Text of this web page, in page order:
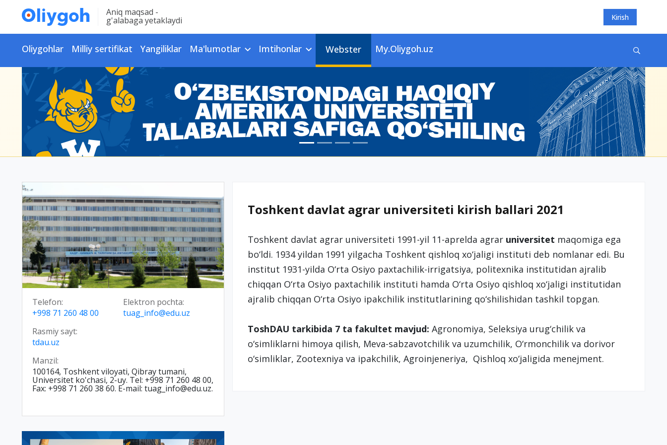
Aniq maqsad -
g'alabaga yetaklaydi Kirish
Oliygohlar Milliy sertifikat Yangiliklar Ma'lumotlar Imtihonlar Webster My.Oliygoh.uz
Telefon:
+998 71 260 48 00
Elektron pochta:
tuag_info@edu.uz
Rasmiy sayt:
tdau.uz
Manzil:
100164, Toshkent viloyati, Qibray tumani,
Universitet ko'chasi, 2-uy. Tel: +998 71 260 48 00,
Fax: +998 71 260 38 60. E-mail: tuag_info@edu.uz.
Toshkent davlat agrar universiteti kirish ballari 2021
Toshkent davlat agrar universiteti 1991-yil 11-aprelda agrar universitet maqomiga ega
bo‘ldi. 1934 yildan 1991 yilgacha Toshkent qishloq xo‘jaligi instituti deb nomlanar edi. Bu
institut 1931-yilda O‘rta Osiyo paxtachilik-irrigatsiya, politexnika institutidan ajralib
chiqqan O‘rta Osiyo paxtachilik instituti hamda O‘rta Osiyo qishloq xo‘jaligi institutidan
ajralib chiqqan O‘rta Osiyo ipakchilik institutlarining qo‘shilishidan tashkil topgan.
ToshDAU tarkibida 7 ta fakultet mavjud: Agronomiya, Seleksiya urug‘chilik va
o‘simliklarni himoya qilish, Meva-sabzavotchilik va uzumchilik, O‘rmonchilik va dorivor
o‘simliklar, Zootexniya va ipakchilik, Agroinjeneriya, Qishloq xo‘jaligida menejment.